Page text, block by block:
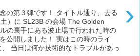
›
の第３弾です！ タイトル通り、去る
）に SL23B の会場 The Golden
の裏手にある波止場で行われた時の
公開しました！ 実はこの時のライ
当日は何か技術的なトラブルがあっ